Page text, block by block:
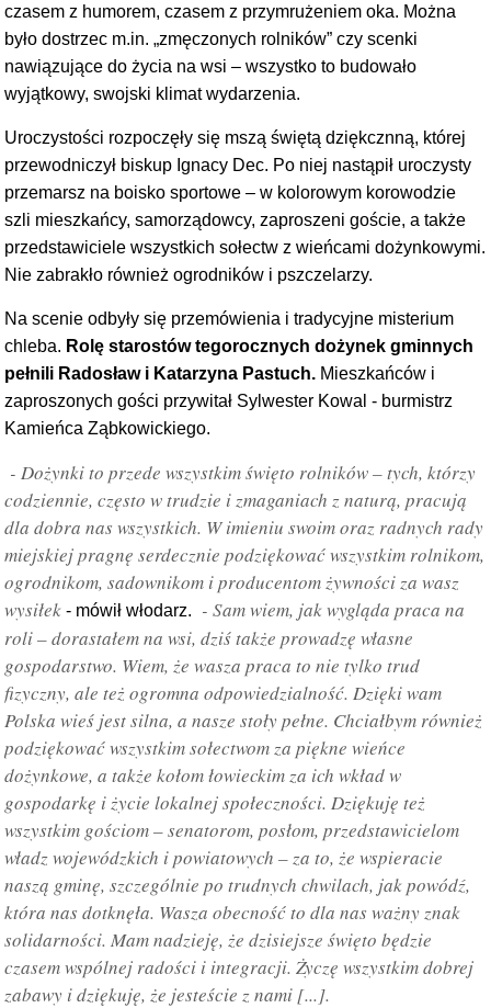
czasem z humorem, czasem z przymrużeniem oka. Można
było dostrzec m.in. „zmęczonych rolników” czy scenki
nawiązujące do życia na wsi – wszystko to budowało
wyjątkowy, swojski klimat wydarzenia.
Uroczystości rozpoczęły się mszą świętą dziękcznną, której
przewodniczył biskup Ignacy Dec. Po niej nastąpił uroczysty
przemarsz na boisko sportowe – w kolorowym korowodzie
szli mieszkańcy, samorządowcy, zaproszeni goście, a także
przedstawiciele wszystkich sołectw z wieńcami dożynkowymi.
Nie zabrakło również ogrodników i pszczelarzy.
Na scenie odbyły się przemówienia i tradycyjne misterium
chleba. Rolę starostów tegorocznych dożynek gminnych
pełnili Radosław i Katarzyna Pastuch. Mieszkańców i
zaproszonych gości przywitał Sylwester Kowal - burmistrz
Kamieńca Ząbkowickiego.
- Dożynki to przede wszystkim święto rolników – tych, którzy
codziennie, często w trudzie i zmaganiach z naturą, pracują
dla dobra nas wszystkich. W imieniu swoim oraz radnych rady
miejskiej pragnę serdecznie podziękować wszystkim rolnikom,
ogrodnikom, sadownikom i producentom żywności za wasz
wysiłek - mówił włodarz.
- Sam wiem, jak wygląda praca na
roli – dorastałem na wsi, dziś także prowadzę własne
gospodarstwo. Wiem, że wasza praca to nie tylko trud
fizyczny, ale też ogromna odpowiedzialność. Dzięki wam
Polska wieś jest silna, a nasze stoły pełne. Chciałbym również
podziękować wszystkim sołectwom za piękne wieńce
dożynkowe, a także kołom łowieckim za ich wkład w
gospodarkę i życie lokalnej społeczności. Dziękuję też
wszystkim gościom – senatorom, posłom, przedstawicielom
władz wojewódzkich i powiatowych – za to, że wspieracie
naszą gminę, szczególnie po trudnych chwilach, jak powódź,
która nas dotknęła. Wasza obecność to dla nas ważny znak
solidarności. Mam nadzieję, że dzisiejsze święto będzie
czasem wspólnej radości i integracji. Życzę wszystkim dobrej
zabawy i dziękuję, że jesteście z nami [...].